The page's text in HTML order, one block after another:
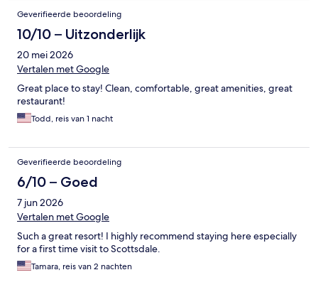
Geverifieerde beoordeling
10/10 – Uitzonderlijk
20 mei 2026
Vertalen met Google
Great place to stay! Clean, comfortable, great amenities, great
restaurant!
Todd, reis van 1 nacht
Geverifieerde beoordeling
6/10 – Goed
7 jun 2026
Vertalen met Google
Such a great resort! I highly recommend staying here especially
for a first time visit to Scottsdale.
Tamara, reis van 2 nachten